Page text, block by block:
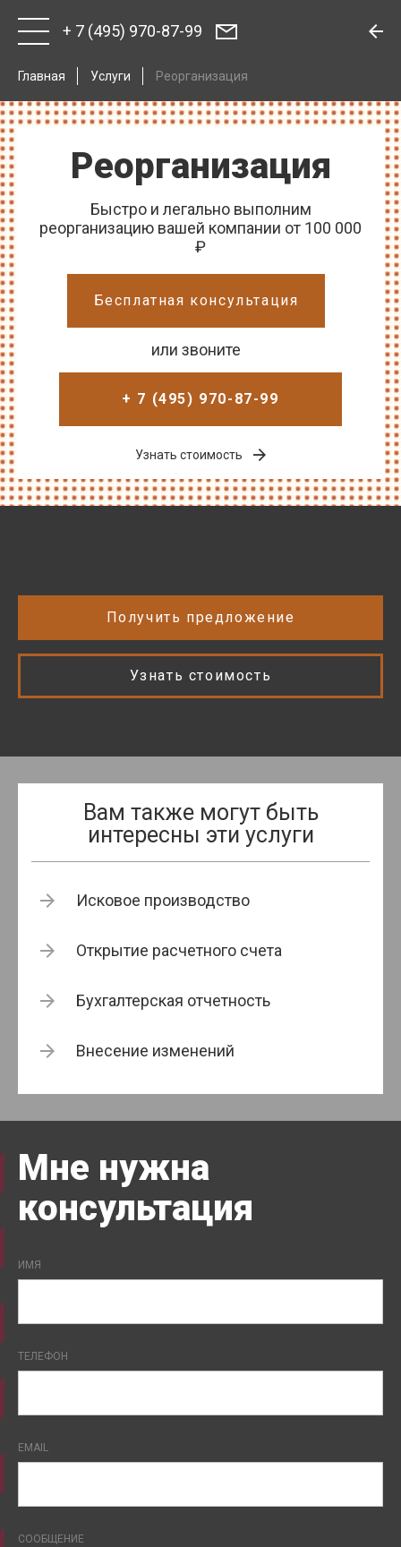
+ 7 (495) 970-87-99
Главная Услуги Реорганизация
Реорганизация
Быстро и легально выполним
реорганизацию вашей компании от 100 000
₽
Бесплатная консультация
или звоните
+ 7 (495) 970-87-99
Узнать стоимость
Получить предложение
Узнать стоимость
Вам также могут быть
интересны эти услуги
Исковое производство
Открытие расчетного счета
Бухгалтерская отчетность
Внесение изменений
Мне нужна
консультация
ИМЯ
ТЕЛЕФОН
EMAIL
СООБЩЕНИЕ